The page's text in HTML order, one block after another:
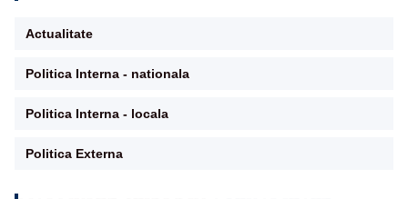
Actualitate
Politica Interna - nationala
Politica Interna - locala
Politica Externa